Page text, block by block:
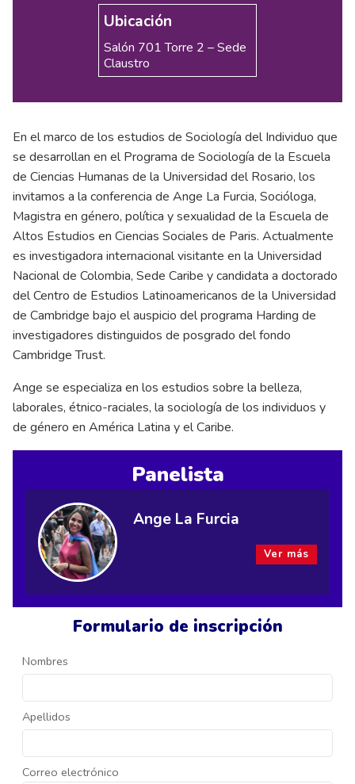
Formulario de inscripción
Nombres
Apellidos
Correo electrónico
Ubicación
Salón 701 Torre 2 – Sede
Claustro
En el marco de los estudios de Sociología del Individuo que
se desarrollan en el Programa de Sociología de la Escuela
de Ciencias Humanas de la Universidad del Rosario, los
invitamos a la conferencia de Ange La Furcia, Socióloga,
Magistra en género, política y sexualidad de la Escuela de
Altos Estudios en Ciencias Sociales de Paris. Actualmente
es investigadora internacional visitante en la Universidad
Nacional de Colombia, Sede Caribe y candidata a doctorado
del Centro de Estudios Latinoamericanos de la Universidad
de Cambridge bajo el auspicio del programa Harding de
investigadores distinguidos de posgrado del fondo
Cambridge Trust.
Ange se especializa en los estudios sobre la belleza,
laborales, étnico-raciales, la sociología de los individuos y
de género en América Latina y el Caribe.
Panelista
Ange La Furcia
Ver más